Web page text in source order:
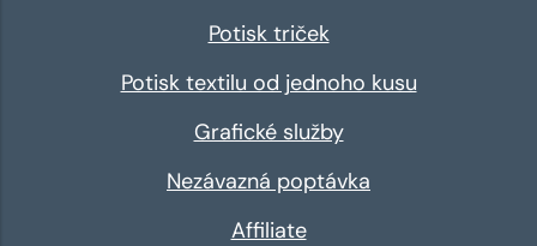
Potisk triček
Potisk textilu od jednoho kusu
Grafické služby
Nezávazná poptávka
Affiliate